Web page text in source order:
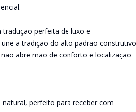
tradução perfeita de luxo e
a tradição do alto padrão construtivo
abre mão de conforto e localização
perfeito para receber com